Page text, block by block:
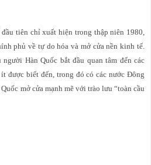
tiên chỉ xuất hiện trong thập niên 1980,
phủ về tự do hóa và mở cửa nền kinh tế.
Hàn Quốc bắt đầu quan tâm đến các
được biết đến, trong đó có các nước Đông
mở cửa mạnh mẽ với trào lưu “toàn cầu